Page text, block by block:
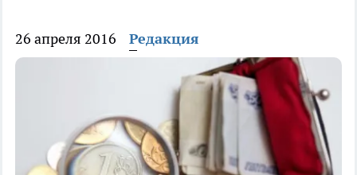
26 апреля 2016 Редакция